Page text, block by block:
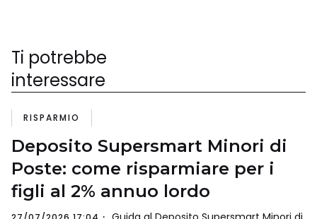
Ti potrebbe
interessare
RISPARMIO
Deposito Supersmart Minori di
Poste: come risparmiare per i
figli al 2% annuo lordo